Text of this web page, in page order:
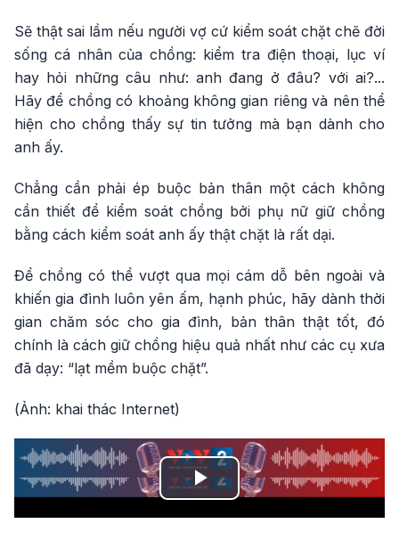
Sẽ thật sai lầm nếu người vợ cứ kiểm soát chặt chẽ đời
sống cá nhân của chồng: kiểm tra điện thoại, lục ví
hay hỏi những câu như: anh đang ở đâu? với ai?...
Hãy để chồng có khoảng không gian riêng và nên thể
hiện cho chồng thấy sự tin tưởng mà bạn dành cho
anh ấy.
Chẳng cần phải ép buộc bản thân một cách không
cần thiết để kiểm soát chồng bởi phụ nữ giữ chồng
bằng cách kiểm soát anh ấy thật chặt là rất dại.
Để chồng có thể vượt qua mọi cám dỗ bên ngoài và
khiến gia đình luôn yên ấm, hạnh phúc, hãy dành thời
gian chăm sóc cho gia đình, bản thân thật tốt, đó
chính là cách giữ chồng hiệu quả nhất như các cụ xưa
đã dạy: “lạt mềm buộc chặt”.
(Ảnh: khai thác Internet)
Play